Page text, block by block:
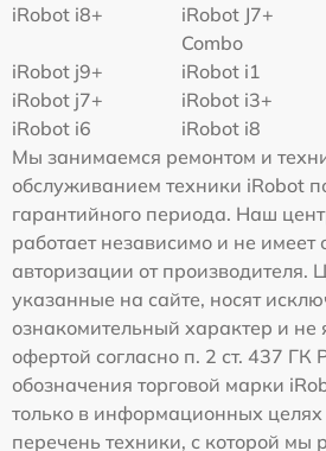
iRobot i8+
iRobot J7+
Combo
iRobot j9+
iRobot i1
iRobot j7+
iRobot i3+
iRobot i6
iRobot i8
Мы занимаемся ремонтом и
обслуживанием техники iRobot
гарантийного периода. Наш
работает независимо и не
авторизации от производителя.
указанные на сайте, носят
ознакомительный характер и не
офертой согласно п. 2 ст. 437
обозначения торговой марки
только в информационных
перечень техники, с которой мы